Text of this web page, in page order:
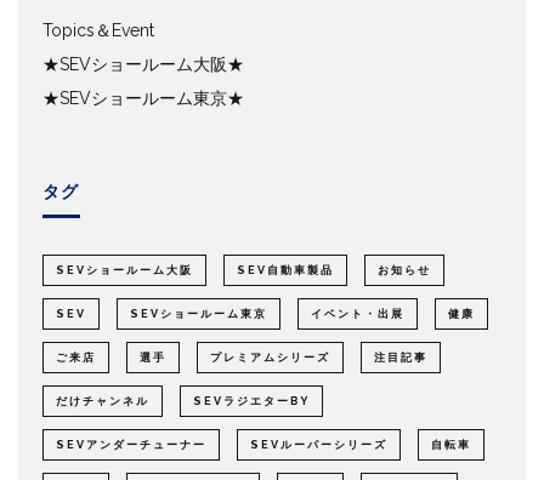
Topics＆Event
★SEVショールーム大阪★
★SEVショールーム東京★
タグ
SEVショールーム大阪 SEV自動車製品 お知らせ
SEV SEVショールーム東京 イベント・出展 健康
ご来店 選手 プレミアムシリーズ 注目記事
だけチャンネル SEVラジエターBY
SEVアンダーチューナー SEVルーパーシリーズ 自転車